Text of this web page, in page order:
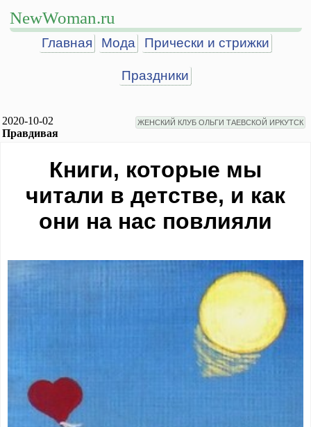
NewWoman.ru
Главная Мода Прически и стрижки
Праздники
2020-10-02
Правдивая
ЖЕНСКИЙ КЛУБ ОЛЬГИ ТАЕВСКОЙ ИРКУТСК
Книги, которые мы
читали в детстве, и как
они на нас повлияли